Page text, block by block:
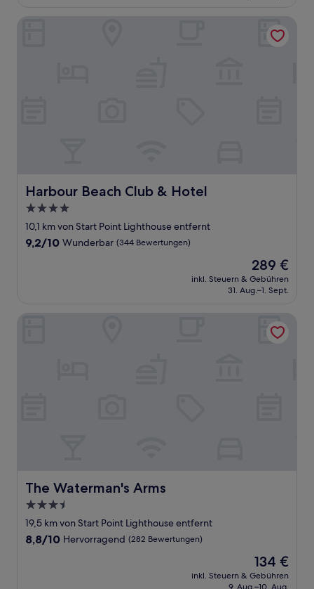
Harbour Beach Club & Hotel
Harbour Beach Club & Hotel
4.0-
Sterne-
Unterkunft
10,1 km von Start Point Lighthouse entfernt
9.2
9,2/10 Wunderbar (344 Bewertungen)
Der
Preis
beträgt
289 €
inkl. Steuern & Gebühren
31. Aug.–1. Sept.
The Waterman's Arms
The Waterman's Arms
3.5-
Sterne-
Unterkunft
19,5 km von Start Point Lighthouse entfernt
8.8
8,8/10 Hervorragend (282 Bewertungen)
Der
Preis
beträgt
134 €
inkl. Steuern & Gebühren